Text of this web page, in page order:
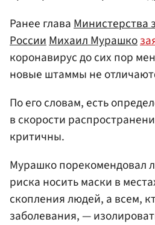
Ранее глава Министерства
России Михаил Мурашко
коронавирус до сих пор
новые штаммы не
По его словам, есть
в скорости
критичны.
Мурашко порекомендовал
риска носить маски в
скопления людей, а всем,
заболевания, —